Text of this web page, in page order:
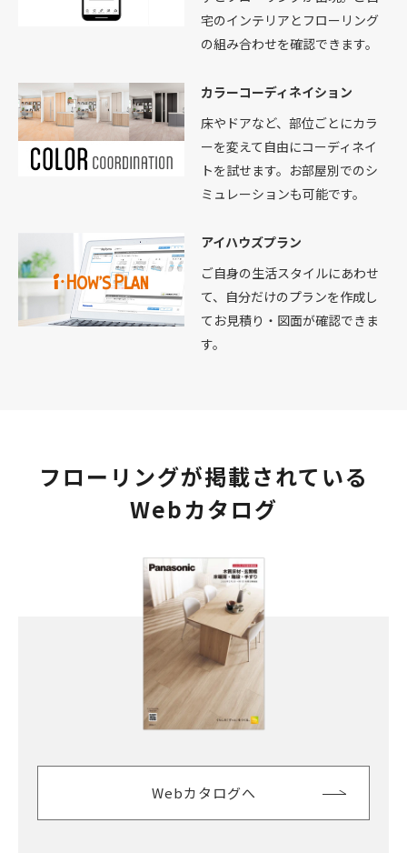
宅のインテリアとフローリング
の組み合わせを確認できます。
カラーコーディネイション
床やドアなど、部位ごとにカラ
ーを変えて自由にコーディネイ
トを試せます。お部屋別でのシ
ミュレーションも可能です。
アイハウズプラン
ご自身の生活スタイルにあわせ
て、自分だけのプランを作成し
てお見積り・図面が確認できま
す。
フローリングが掲載されている
Webカタログ
Webカタログへ